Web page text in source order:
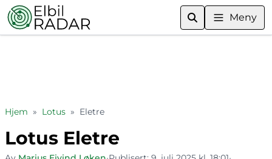
Meny
Hjem » Lotus » Eletre
Lotus Eletre